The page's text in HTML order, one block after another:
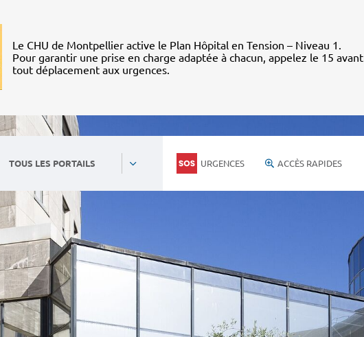
Le CHU de Montpellier active le Plan Hôpital en Tension – Niveau 1.
Pour garantir une prise en charge adaptée à chacun, appelez le 15 avant
tout déplacement aux urgences.
TOUS LES PORTAILS URGENCES ACCÈS RAPIDES